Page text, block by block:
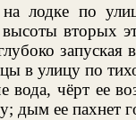
лодке по
вторых
в улицу по
чёрт ее
дым ее пахнет